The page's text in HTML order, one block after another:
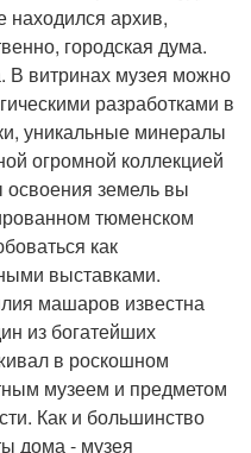
находился архив,
городская дума.
В витринах музея можно
разработками в
уникальные минералы
огромной коллекцией
земель вы
тюменском
как
выставками.
машаров известна
из богатейших
в роскошном
музеем и предметом
Как и большинство
дома - музея